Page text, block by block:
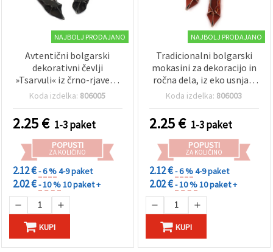
NAJBOLJ PRODAJANO
Avtentični bolgarski
dekorativni čevlji
»Tsarvuli« iz črno-rjavega
eko usnja z bombažno
očarljiv komplet 5 parov
za folklorno navdihnjena
ročna dela in ustvarjalne
dekoracije
Koda izdelka: 806005
2.25€ 1-3 paket
POPUSTI
ZA KOLIČINO
2.12 €- 6 %4-9 paket
2.02 €- 10 %10 paket +
KUPI
NAJBOLJ PRODAJANO
Tradicionalni bolgarski
mokasini za dekoracijo in
ročna dela, iz eko usnja z
bombažno škrobljeno
Koda izdelka: 806003
2.25€ 1-3 paket
POPUSTI
ZA KOLIČINO
2.12 €- 6 %4-9 paket
2.02 €- 10 %10 paket +
KUPI